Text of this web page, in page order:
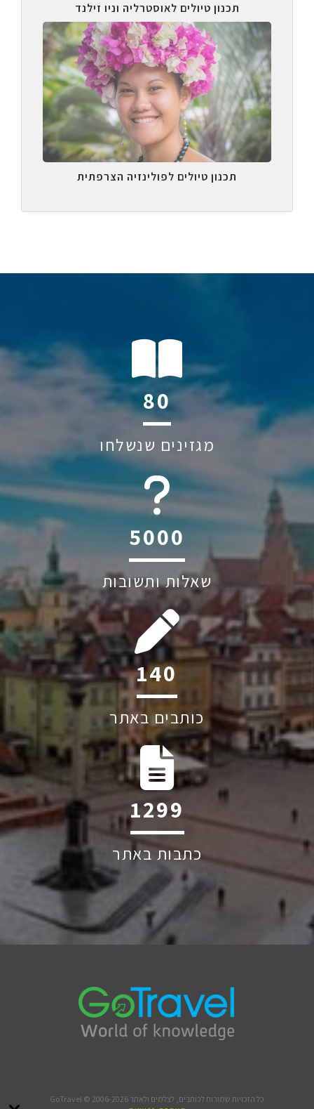
תכנון טיולים לאוסטרליה וניו זילנד
תכנון טיולים לפולינזיה הצרפתית
118
מגזינים שנשלחו
6045
שאלות ותשובות
207
כותבים באתר
1928
כתבות באתר
כל הזכויות שמורות לכותבים, לצלמים ולאתר GoTravel © 2006-2026